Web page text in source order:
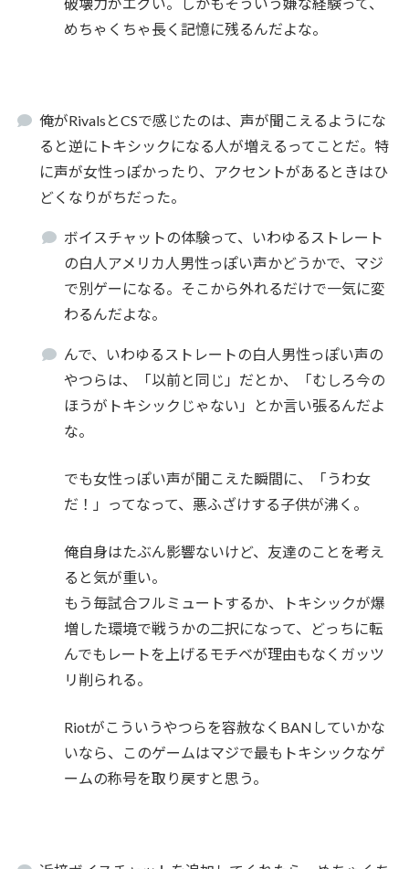
めちゃくちゃ長く記憶に残るんだよな。
俺がRivalsとCSで感じたのは、声が聞こえるようにな
ると逆にトキシックになる人が増えるってことだ。特
に声が女性っぽかったり、アクセントがあるときはひ
どくなりがちだった。
ボイスチャットの体験って、いわゆるストレート
の白人アメリカ人男性っぽい声かどうかで、マジ
で別ゲーになる。そこから外れるだけで一気に変
わるんだよな。
んで、いわゆるストレートの白人男性っぽい声の
やつらは、「以前と同じ」だとか、「むしろ今の
ほうがトキシックじゃない」とか言い張るんだよ
な。
でも女性っぽい声が聞こえた瞬間に、「うわ女
だ！」ってなって、悪ふざけする子供が沸く。
俺自身はたぶん影響ないけど、友達のことを考え
ると気が重い。
もう毎試合フルミュートするか、トキシックが爆
増した環境で戦うかの二択になって、どっちに転
んでもレートを上げるモチベが理由もなくガッツ
リ削られる。
Riotがこういうやつらを容赦なくBANしていかな
いなら、このゲームはマジで最もトキシックなゲ
ームの称号を取り戻すと思う。